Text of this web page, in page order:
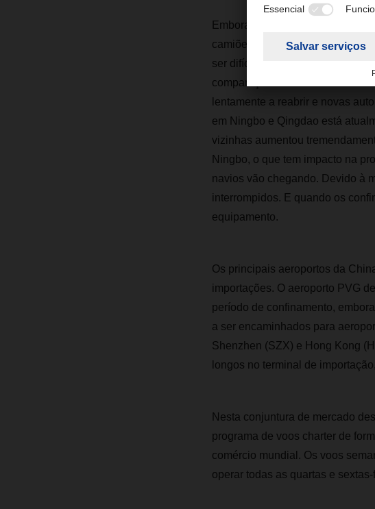
Embora a maioria dos portos
camiões continua a ser um
ser difícil e requer uma
comparação com as semanas
lentamente a reabrir e novas
em Ningbo e Qingdao está
vizinhas aumentou
Ningbo, o que tem impacto na
navios vão chegando. Devido à
interrompidos. E quando os
equipamento.
Os principais aeroportos da
importações. O aeroporto PVG
período de confinamento,
a ser encaminhados para
Shenzhen (SZX) e Hong Kong
longos no terminal de
Nesta conjuntura de mercado
programa de voos charter de
comércio mundial. Os voos
operar todas as quartas e sextas-